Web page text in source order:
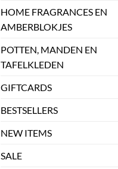
HOME FRAGRANCES EN
AMBERBLOKJES
POTTEN, MANDEN EN
TAFELKLEDEN
GIFTCARDS
BESTSELLERS
NEW ITEMS
SALE